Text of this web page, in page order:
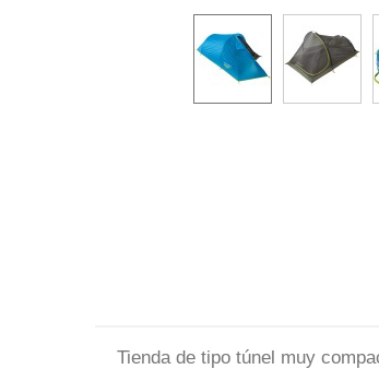
Tienda de tipo túnel muy